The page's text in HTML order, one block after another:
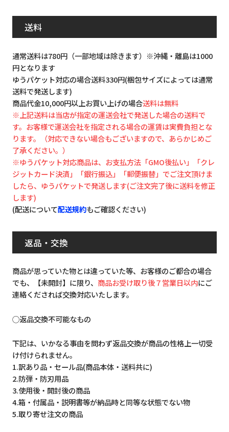
送料
通常送料は780円（一部地域は除きます）※沖縄・離島は1000
円となります
ゆうパケット対応の場合送料330円(梱包サイズによっては通常
送料で発送します)
商品代金10,000円以上お買い上げの場合送料は無料
※上記送料は当店が指定の運送会社で発送した場合の送料で
す。お客様で運送会社を指定される場合の運賃は実費負担とな
ります。（対応できない場合もございますので、あらかじめご
了承ください。）
※ゆうパケット対応商品は、お支払方法「GMO後払い」「クレ
ジットカード決済」「銀行振込」「郵便振替」でご注文頂けま
したら、ゆうパケットで発送します(ご注文完了後に送料を修正
します)
(配送について配送規約もご確認ください)
返品・交換
商品が思っていた物とは違っていた等、お客様のご都合の場合
でも、【未開封】に限り、 商品お受け取り後７営業日以内にご
連絡くだされば交換対応いたします。
◯返品交換不可能なもの
下記は、いかなる事由を問わず返品交換が商品の性格上一切受
け付けられません。
1.訳あり品・セール品(商品本体・送料共に)
2.防弾・防刃用品
3.使用後・開封後の商品
4.箱・付属品・説明書等が納品時と同等な状態でない物
5.取り寄せ注文の商品